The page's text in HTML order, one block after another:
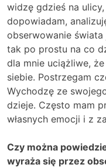
widzę gdzieś na
dopowiadam,
obserwowanie
tak po prostu na co
dla mnie uciążliwe,
siebie. Postrzegam
Wychodzę ze
dzieje. Często mam
własnych emocji i z
Czy można
wyraża się przez